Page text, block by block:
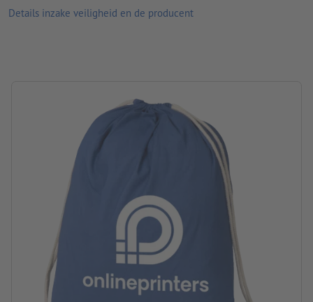
Details inzake veiligheid en de producent